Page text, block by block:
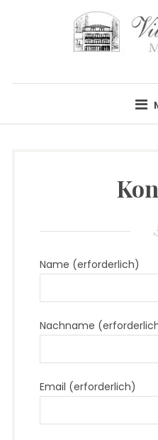
VILLA
Name (erforderlich)
Nachname
Email (erforderlich)